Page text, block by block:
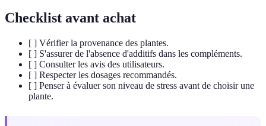
Checklist avant achat
[ ] Vérifier la provenance des plantes.
[ ] S'assurer de l'absence d'additifs dans les compléments.
[ ] Consulter les avis des utilisateurs.
[ ] Respecter les dosages recommandés.
[ ] Penser à évaluer son niveau de stress avant de choisir une
plante.